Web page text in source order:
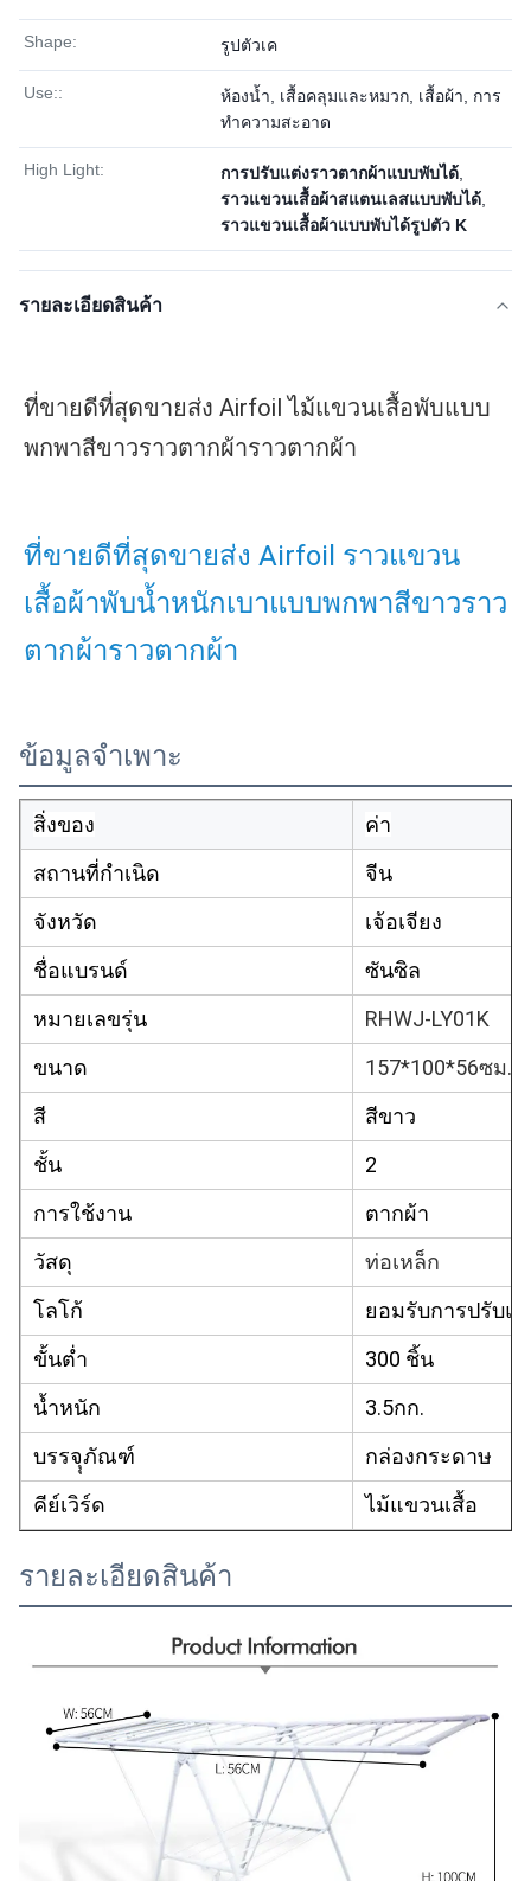
Shape: รูปตัวเค
Use::
ห้องน้ำ, เสื้อคลุมและหมวก, เสื้อผ้า, การ
ทำความสะอาด
High Light: การปรับแต่งราวตากผ้าแบบพับได้
ราวแขวนเสื้อผ้าสแตนเลสแบบพับได้
ราวแขวนเสื้อผ้าแบบพับได้รูปตัว K
รายละเอียดสินค้า
ที่ขายดีที่สุดขายส่ง Airfoil ไม้แขวนเสื้อพับแบบ
พกพาสีขาวราวตากผ้าราวตากผ้า
ที่ขายดีที่สุดขายส่ง Airfoil ราวแขวน
เสื้อผ้าพับน้ำหนักเบาแบบพกพาสีขาวราว
ตากผ้าราวตากผ้า
ข้อมูลจำเพาะ
สิ่งของ
ค่า
สถานที่กำเนิด
จีน
จังหวัด
เจ้อเจียง
ชื่อแบรนด์
ซันซิล
หมายเลขรุ่น
RHWJ-LY01K
ขนาด
157*100*56ซม.
สี
สีขาว
ชั้น
2
การใช้งาน
ตากผ้า
วัสดุ
ท่อเหล็ก
โลโก้
ยอมรับการปรับแ
ขั้นต่ำ
300 ชิ้น
น้ำหนัก
3.5กก.
บรรจุุภัณฑ์
กล่องกระดาษ
คีย์เวิร์ด
ไม้แขวนเสื้อ
รายละเอียดสินค้า